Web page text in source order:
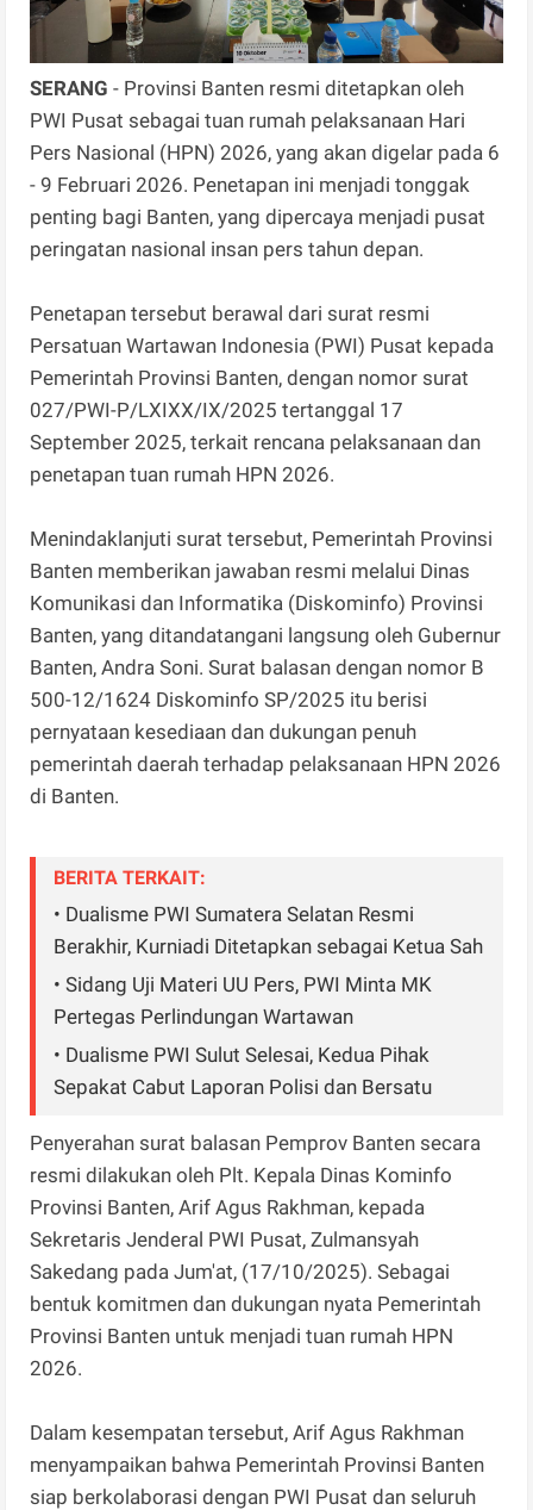
SERANG - Provinsi Banten resmi ditetapkan oleh
PWI Pusat sebagai tuan rumah pelaksanaan Hari
Pers Nasional (HPN) 2026, yang akan digelar pada 6
- 9 Februari 2026. Penetapan ini menjadi tonggak
penting bagi Banten, yang dipercaya menjadi pusat
peringatan nasional insan pers tahun depan.
Penetapan tersebut berawal dari surat resmi
Persatuan Wartawan Indonesia (PWI) Pusat kepada
Pemerintah Provinsi Banten, dengan nomor surat
027/PWI-P/LXIXX/IX/2025 tertanggal 17
September 2025, terkait rencana pelaksanaan dan
penetapan tuan rumah HPN 2026.
Menindaklanjuti surat tersebut, Pemerintah Provinsi
Banten memberikan jawaban resmi melalui Dinas
Komunikasi dan Informatika (Diskominfo) Provinsi
Banten, yang ditandatangani langsung oleh Gubernur
Banten, Andra Soni. Surat balasan dengan nomor B
500-12/1624 Diskominfo SP/2025 itu berisi
pernyataan kesediaan dan dukungan penuh
pemerintah daerah terhadap pelaksanaan HPN 2026
di Banten.
BERITA TERKAIT:
• Dualisme PWI Sumatera Selatan Resmi
Berakhir, Kurniadi Ditetapkan sebagai Ketua Sah
• Sidang Uji Materi UU Pers, PWI Minta MK
Pertegas Perlindungan Wartawan
• Dualisme PWI Sulut Selesai, Kedua Pihak
Sepakat Cabut Laporan Polisi dan Bersatu
Penyerahan surat balasan Pemprov Banten secara
resmi dilakukan oleh Plt. Kepala Dinas Kominfo
Provinsi Banten, Arif Agus Rakhman, kepada
Sekretaris Jenderal PWI Pusat, Zulmansyah
Sakedang pada Jum'at, (17/10/2025). Sebagai
bentuk komitmen dan dukungan nyata Pemerintah
Provinsi Banten untuk menjadi tuan rumah HPN
2026.
Dalam kesempatan tersebut, Arif Agus Rakhman
menyampaikan bahwa Pemerintah Provinsi Banten
siap berkolaborasi dengan PWI Pusat dan seluruh